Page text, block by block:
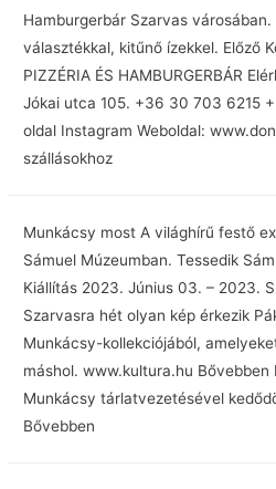
Hamburgerbár Szarvas
választékkal, kitűnő ízekkel. Előző
PIZZÉRIA ÉS HAMBURGERBÁR
Jókai utca 105. +36 30 703 6215
oldal Instagram Weboldal:
szállásokhoz
Munkácsy most A világhírű festő
Sámuel Múzeumban. Tessedik
Kiállítás 2023. Június 03. – 2023.
Szarvasra hét olyan kép érkezik
Munkácsy-kollekciójából,
máshol. www.kultura.hu Bővebben
Munkácsy tárlatvezetésével
Bővebben